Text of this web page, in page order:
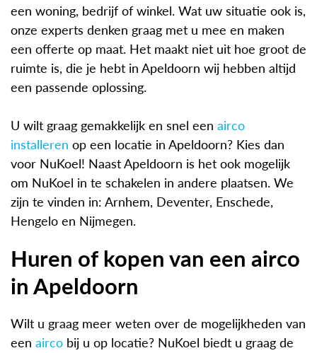
een woning, bedrijf of winkel. Wat uw situatie ook is,
onze experts denken graag met u mee en maken
een offerte op maat. Het maakt niet uit hoe groot de
ruimte is, die je hebt in Apeldoorn wij hebben altijd
een passende oplossing.
U wilt graag gemakkelijk en snel een airco
installeren op een locatie in Apeldoorn? Kies dan
voor NuKoel! Naast Apeldoorn is het ook mogelijk
om NuKoel in te schakelen in andere plaatsen. We
zijn te vinden in: Arnhem, Deventer, Enschede,
Hengelo en Nijmegen.
Huren of kopen van een airco
in Apeldoorn
Wilt u graag meer weten over de mogelijkheden van
een airco bij u op locatie? NuKoel biedt u graag de